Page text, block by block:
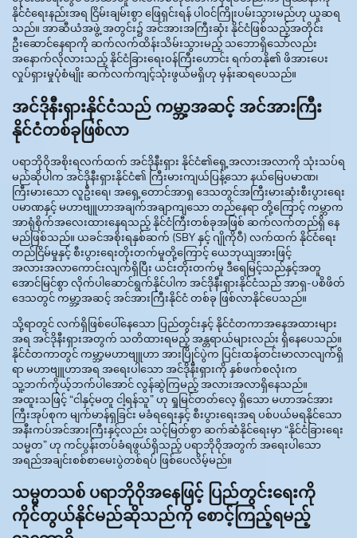
နိုင်ငံရေးနည်းအရ ငြိမ်းချမ်းစွာ ဖြေရှင်းရန် ပါဝင်ကြိုးပမ်းသွားမည်ဟု ယူဆရ
သည်။ အာဆီယံအဖွဲ့ အတွင်း၌ အင်အားအကြီးဆုံး နိုင်ငံဖြစ်သည့်အတိုင်း
ဦးဆောင်နေရာကို ဆက်လက်ထိန်းသိမ်းသွားမည့် သဘောရှိသော်လည်း
အနောက်လိုလားသည့် နိုင်ငံခြားရေးဝန်ကြီးဟောင်း ရက်တနို၏ ဖိအားပေး
လှုပ်ရှားမှုပုံစံမျိုး ဆက်လက်ကျင့်သုံးဖွယ်မရှိဟု မှန်းဆရပေသည်။
အင်ဒိုနီးရှားနိုင်ငံသည် ကမ္ဘာ့အဆင့် အင်အားကြီး
နိုင်ငံတစ်ခုဖြစ်လာ
ပရာဘိုဝိုအစိုးရလက်ထက် အင်ဒိုနီးရှား နိုင်ငံ၏ရှေ့အလားအလာကို သုံးသပ်ရ
မည်ဆိုပါက အင်ဒိုနီးရှားနိုင်ငံ၏ ကြီးမားကျယ်ပြန့်သော နယ်မြေပမာဏ၊
ကြီးမားသော လူဦးရေ၊ အရှေ့တောင်အာရှ ဒေသတွင်အကြီးမားဆုံးစီးပွားရေး
ပမာဏနှင့် မဟာဗျူဟာအချက်အချာကျသော တည်နေရာ တို့ကြောင့် ကမ္ဘာက
အာရုံစိုက်အလေးထားနေရသည့် နိုင်ငံကြီးတစ်ခုအဖြစ် ဆက်လက်တည်ရှိ နေ
မည်ဖြစ်သည်။ ယခင်အစိုးရနှစ်ဆက် (SBY နှင့် ဂျိုကိုဝီ) လက်ထက် နိုင်ငံရေး
တည်ငြိမ်မှုနှင့် စီးပွားရေးတိုးတက်မှုတို့ကြောင့် ယေဘုယျအားဖြင့်
အလားအလာကောင်းလျက်ရှိပြီး ယင်းတိုးတက်မှု ဒီရေမြင့်သည်နှင့်အတူ
အောင်မြင်စွာ လိုက်ပါဆောင်ရွက်နိုင်ပါက အင်ဒိုနီးရှားနိုင်ငံသည် အာရှ-ပစိဖိတ်
ဒေသတွင် ကမ္ဘာ့အဆင့် အင်အားကြီးနိုင်ငံ တစ်ခု ဖြစ်လာနိုင်ပေသည်။
သို့ရာတွင် လက်ရှိဖြစ်ပေါ်နေသော ပြည်တွင်းနှင့် နိုင်ငံတကာအနေအထားများ
အရ အင်ဒိုနီးရှားအတွက် သတိထားရမည့် အန္တရာယ်များလည်း ရှိနေပေသည်။
နိုင်ငံတကာတွင် ကမ္ဘာ့မဟာဗျူဟာ အားပြိုင်ပွဲက ပြင်းထန်တင်းမာလာလျက်ရှိ
ရာ မဟာဗျူဟာအရ အရေးပါသော အင်ဒိုနီးရှားကို နှစ်ဖက်စလုံးက
သူ့ဘက်ကိုယ့်ဘက်ပါအောင် လွန်ဆွဲကြမည့် အလားအလာရှိနေသည်။
အထူးသဖြင့် “ငါနှင့်မတူ ငါ့ရန်သူ” ဟု ရှုမြင်တတ်လေ့ ရှိသော မဟာအင်အား
ကြီးအုပ်စုက မျက်မာန်ရှခြင်း မခံရရေးနှင့် စီးပွားရေးအရ ပစ်ပယ်မရနိုင်သော
အနီးကပ်အင်အားကြီးနှင့်လည်း သင့်မြတ်စွာ ဆက်ဆံနိုင်ရေးမှာ “နိုင်ငံခြားရေး
သမ္မတ” ဟု ကင်ပွန်းတပ်ခံရဖွယ်ရှိသည့် ပရာဘိုဝိုအတွက် အရေးပါသော
အရည်အချင်းစစ်စာမေးပွဲတစ်ရပ် ဖြစ်ပေလိမ့်မည်။
သမ္မတသစ် ပရာဘိုဝိုအနေဖြင့် ပြည်တွင်းရေးကို
ကိုင်တွယ်နိုင်မည်ဆိုသည်ကို စောင့်ကြည့်ရမည့်